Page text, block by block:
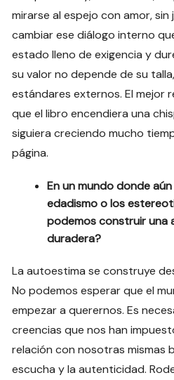
mirarse al espejo con amor, sin
cambiar ese diálogo interno
estado lleno de exigencia y
su valor no depende de su
estándares externos. El mejor
que el libro encendiera una
siguiera creciendo mucho
página.
En un mundo donde
edadismo o los
podemos construir una
duradera?
La autoestima se construye
No podemos esperar que el
empezar a querernos. Es
creencias que nos han
relación con nosotras mismas
escucha y la autenticidad.